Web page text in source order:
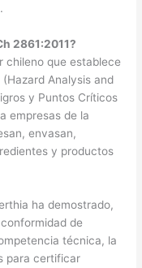
2861:2011?
chileno que establece
Analysis and
y Puntos Críticos
empresas de la
envasan,
y productos
ha demostrado,
de
técnica, la
para certificar